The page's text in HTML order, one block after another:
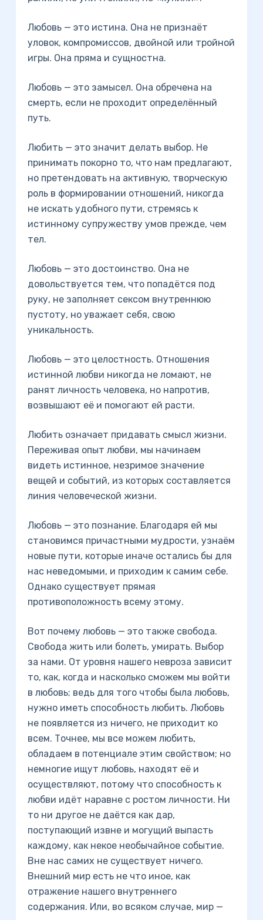
Любовь — это истина. Она не признаёт
уловок, компромиссов, двойной или тройной
игры. Она пряма и сущностна.
Любовь — это замысел. Она обречена на
смерть, если не проходит определённый
путь.
Любить — это значит делать выбор. Не
принимать покорно то, что нам предлагают,
но претендовать на активную, творческую
роль в формировании отношений, никогда
не искать удобного пути, стремясь к
истинному супружеству умов прежде, чем
тел.
Любовь — это достоинство. Она не
довольствуется тем, что попадётся под
руку, не заполняет сексом внутреннюю
пустоту, но уважает себя, свою
уникальность.
Любовь — это целостность. Отношения
истинной любви никогда не ломают, не
ранят личность человека, но напротив,
возвышают её и помогают ей расти.
Любить означает придавать смысл жизни.
Переживая опыт любви, мы начинаем
видеть истинное, незримое значение
вещей и событий, из которых составляется
линия человеческой жизни.
Любовь — это познание. Благодаря ей мы
становимся причастными мудрости, узнаём
новые пути, которые иначе остались бы для
нас неведомыми, и приходим к самим себе.
Однако существует прямая
противоположность всему этому.
Вот почему любовь — это также свобода.
Свобода жить или болеть, умирать. Выбор
за нами. От уровня нашего невроза зависит
то, как, когда и насколько сможем мы войти
в любовь; ведь для того чтобы была любовь,
нужно иметь способность любить. Любовь
не появляется из ничего, не приходит ко
всем. Точнее, мы все можем любить,
обладаем в потенциале этим свойством; но
немногие ищут любовь, находят её и
осуществляют, потому что способность к
любви идёт наравне с ростом личности. Ни
то ни другое не даётся как дар,
поступающий извне и могущий выпасть
каждому, как некое необычайное событие.
Вне нас самих не существует ничего.
Внешний мир есть не что иное, как
отражение нашего внутреннего
содержания. Или, во всяком случае, мир —